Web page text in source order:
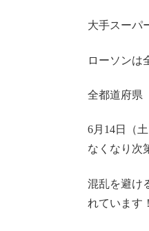
大手スーパ
ローソンは
全都道府県
6月14日（
なくなり次
混乱を避け
れています！